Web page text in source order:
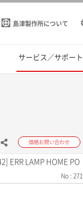
島津製作所について
サービス／サポート
価格お問い合わせ
ERR LAMP HOME PO
No :